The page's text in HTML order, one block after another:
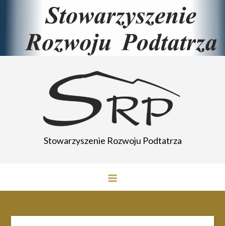
Stowarzyszenie Rozwoju Podtatrza